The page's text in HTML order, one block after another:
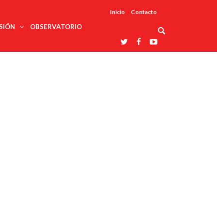
Inicio Contacto
OBSERVATORIO